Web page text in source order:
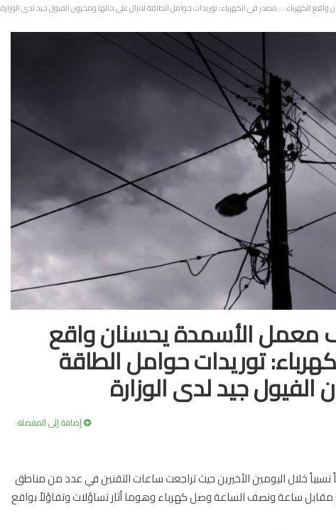
الكهرباء … مصدر في الكهرباء: توريدات حوامل الطاقة لاتزال على حالها ومخزون الفيول جيد لدى الوزارة
معمل الأسمدة يحسنان واقع
توريدات حوامل الطاقة
الفيول جيد لدى الوزارة
إضافة إلى المفضلة
خلال اليومين الأخيرين حيث تراجعت ساعات التقنين في عدد من مناطق
ساعة ونصف الساعة وصل كهرباء وهوما أثار تساؤلات وتفاؤلاً بواقع